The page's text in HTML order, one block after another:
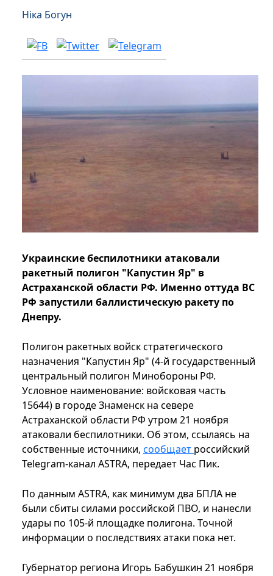
Ніка Богун
Украинские беспилотники атаковали
ракетный полигон "Капустин Яр" в
Астраханской области РФ. Именно оттуда ВС
РФ запустили баллистическую ракету по
Днепру.
Полигон ракетных войск стратегического
назначения "Капустин Яр" (4-й государственный
центральный полигон Минобороны РФ.
Условное наименование: войсковая часть
15644) в городе Знаменск на севере
Астраханской области РФ утром 21 ноября
атаковали беспилотники. Об этом, ссылаясь на
собственные источники, сообщает российский
Telegram-канал ASTRA, передает Час Пик.
По данным ASTRA, как минимум два БПЛА не
были сбиты силами российской ПВО, и нанесли
удары по 105-й площадке полигона. Точной
информации о последствиях атаки пока нет.
Губернатор региона Игорь Бабушкин 21 ноября